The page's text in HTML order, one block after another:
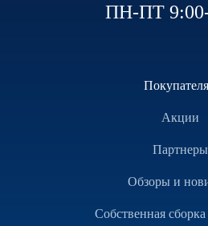
ПН-ПТ
Акции
Партнеры
Обзоры и
Собственная